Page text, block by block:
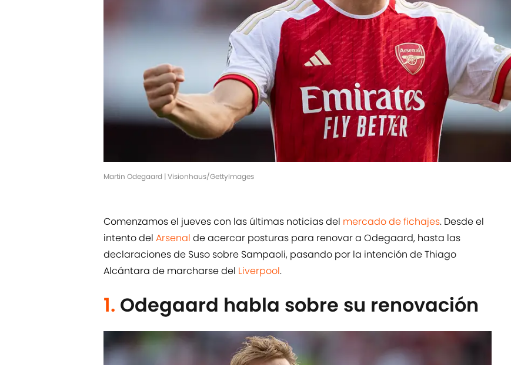
Martin Odegaard | Visionhaus/GettyImages
Comenzamos el jueves con las últimas noticias del mercado de fichajes. Desde el
intento del Arsenal de acercar posturas para renovar a Odegaard, hasta las
declaraciones de Suso sobre Sampaoli, pasando por la intención de Thiago
Alcántara de marcharse del Liverpool.
1. Odegaard habla sobre su renovación